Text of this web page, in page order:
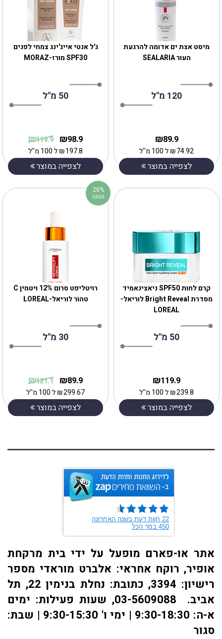
‎ג'ל אנטי אייג'ינג צמחי לפנים
SPF30 מורז-MORAZ
50 מ"ל
98.9
₪
119.9
₪
197.8
₪ל 100 מ''ל
לצפייה במוצר
‎מיסט אצת ים אדומה להרגעת
העור SEALARIA
120 מ"ל
89.9
₪
74.92
₪ל 100 מ''ל
לצפייה במוצר
רויטליפט סרום 12% ויטמין C
טהור לוריאל-LOREAL
30 מ"ל
89.9
₪
121.1
₪
299.67
₪ל 100 מ''ל
לצפייה במוצר
26%
הנחה
קרם לחות SPF50 ניאצינאמיד
מסדרת Bright Reveal לוריאל-
LOREAL
50 מ"ל
119.9
₪
239.8
₪ל 100 מ''ל
לצפייה במוצר
אתר או-פארם מופעל על ידי בית מרקחת
אופיר, רוקח אחראי: אלברט מוראדי מספר
רישיון: 3394, כתובת: ​נחלת בנימין 22, תל
אביב. 03-5609088, שעות פעילות: ימים
א-ה: 9:30-18:30 | ימי ו' 9:30-15:30 | שבת:
סגור